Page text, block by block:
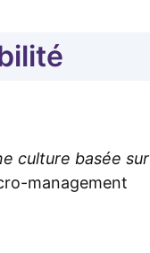
culture basée sur
management